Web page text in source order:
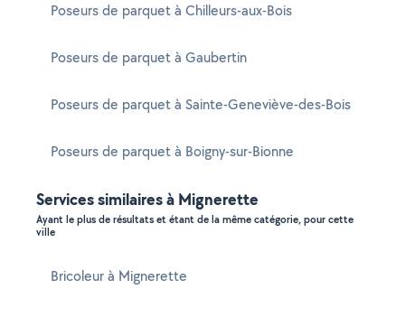
Poseurs de parquet à Chilleurs-aux-Bois
Poseurs de parquet à Gaubertin
Poseurs de parquet à Sainte-Geneviève-des-Bois
Poseurs de parquet à Boigny-sur-Bionne
Services similaires à Mignerette
Ayant le plus de résultats et étant de la même catégorie, pour cette
ville
Bricoleur à Mignerette